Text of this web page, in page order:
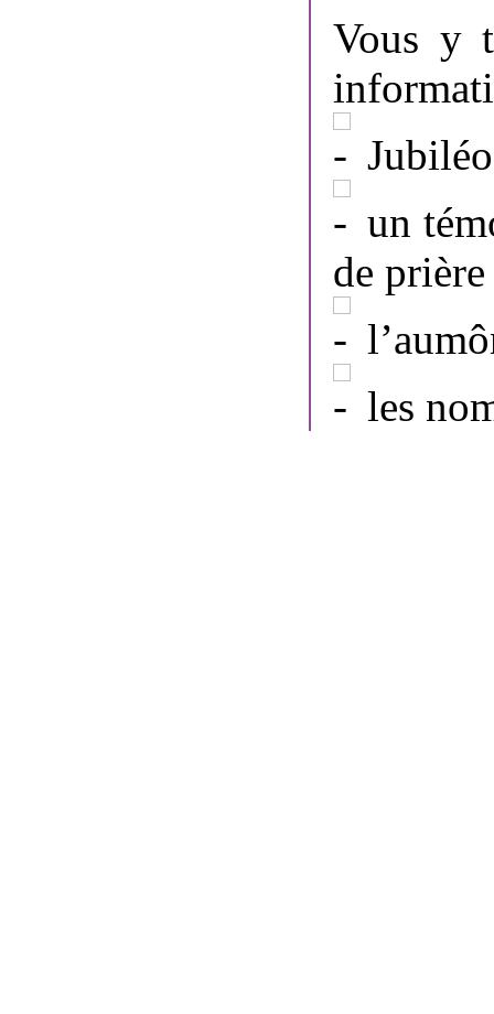
Vous y
Jubiléo
un
de
les